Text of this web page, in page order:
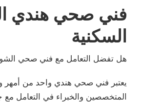
فني صحي هندي
السكنية
هل تفضل التعامل مع فني صحي
يعتبر فني صحي هندي واحد من أمهر
المتخصصين والخبراء في التعامل مع